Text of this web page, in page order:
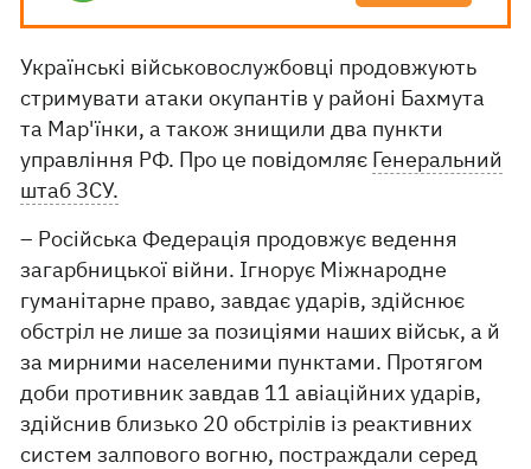
Українські військовослужбовці продовжують
стримувати атаки окупантів у районі Бахмута
та Мар'їнки, а також знищили два пункти
управління РФ. Про це повідомляє Генеральний
штаб ЗСУ.
– Російська Федерація продовжує ведення
загарбницької війни. Ігнорує Міжнародне
гуманітарне право, завдає ударів, здійснює
обстріл не лише за позиціями наших військ, а й
за мирними населеними пунктами. Протягом
доби противник завдав 11 авіаційних ударів,
здійснив близько 20 обстрілів із реактивних
систем залпового вогню, постраждали серед